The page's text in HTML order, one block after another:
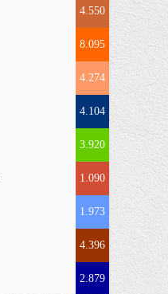
4.550
8.095
4.274
4.104
3.920
1.090
1.973
4.396
2.879